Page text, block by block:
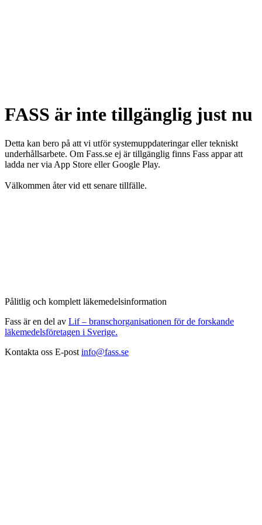
FASS är inte tillgänglig just nu
Detta kan bero på att vi utför systemuppdateringar eller tekniskt
underhållsarbete. Om Fass.se ej är tillgänglig finns Fass appar att
ladda ner via App Store eller Google Play.
Välkommen åter vid ett senare tillfälle.
Pålitlig och komplett läkemedelsinformation
Fass är en del av Lif – branschorganisationen för de forskande
läkemedelsföretagen i Sverige.
Kontakta oss E-post info@fass.se